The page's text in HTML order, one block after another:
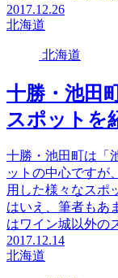
2017.12.26
北海道
北海道
十勝・池田
スポットを
十勝・池田町は「
ットの中心ですが
用した様々なスポ
はいえ、筆者もあ
はワイン城以外の
2017.12.14
北海道